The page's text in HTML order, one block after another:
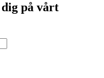
på vårt